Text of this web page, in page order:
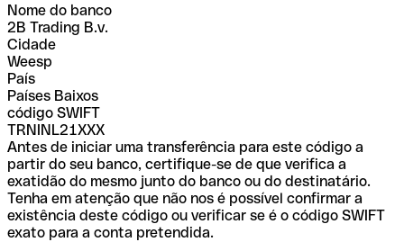
Nome do banco
2B Trading B.v.
Cidade
Weesp
País
Países Baixos
código SWIFT
TRNINL21XXX
Antes de iniciar uma transferência para este código a
partir do seu banco, certifique-se de que verifica a
exatidão do mesmo junto do banco ou do destinatário.
Tenha em atenção que não nos é possível confirmar a
existência deste código ou verificar se é o código SWIFT
exato para a conta pretendida.